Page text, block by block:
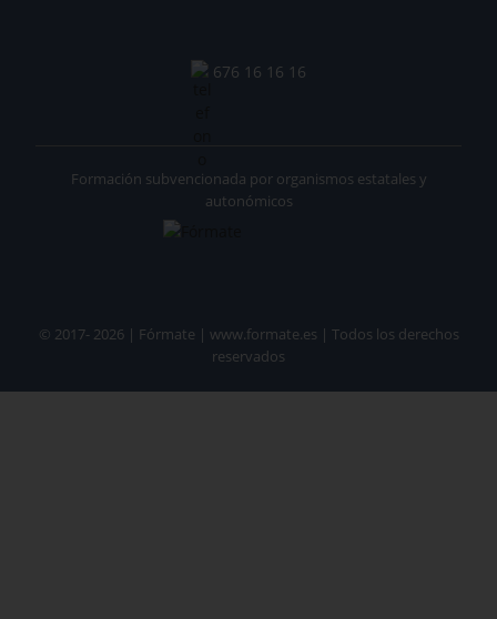
676 16 16 16
© 2017- 2026 | Fórmate | www.formate.es | Todos los derechos
reservados
Formación subvencionada por organismos estatales y
autonómicos